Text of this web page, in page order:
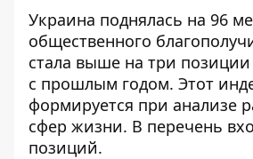
Украина поднялась на 96
общественного
стала выше на три
с прошлым годом. Этот
формируется при анализе
сфер жизни. В перечень
позиций.